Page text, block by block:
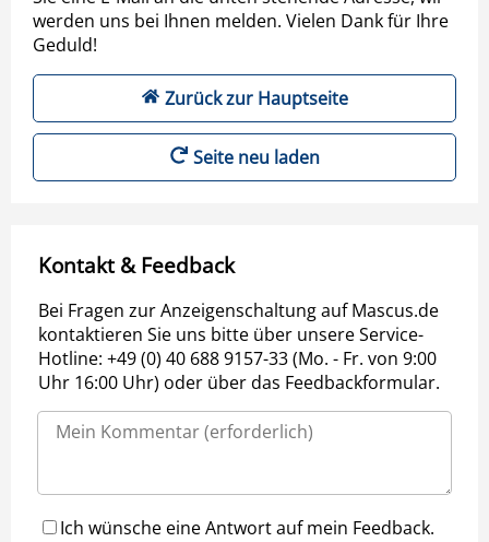
werden uns bei Ihnen melden. Vielen Dank für Ihre
Geduld!
Zurück zur Hauptseite
Seite neu laden
Kontakt & Feedback
Bei Fragen zur Anzeigenschaltung auf Mascus.de
kontaktieren Sie uns bitte über unsere Service-
Hotline: +49 (0) 40 688 9157-33 (Mo. - Fr. von 9:00
Uhr 16:00 Uhr) oder über das Feedbackformular.
Ich wünsche eine Antwort auf mein Feedback.